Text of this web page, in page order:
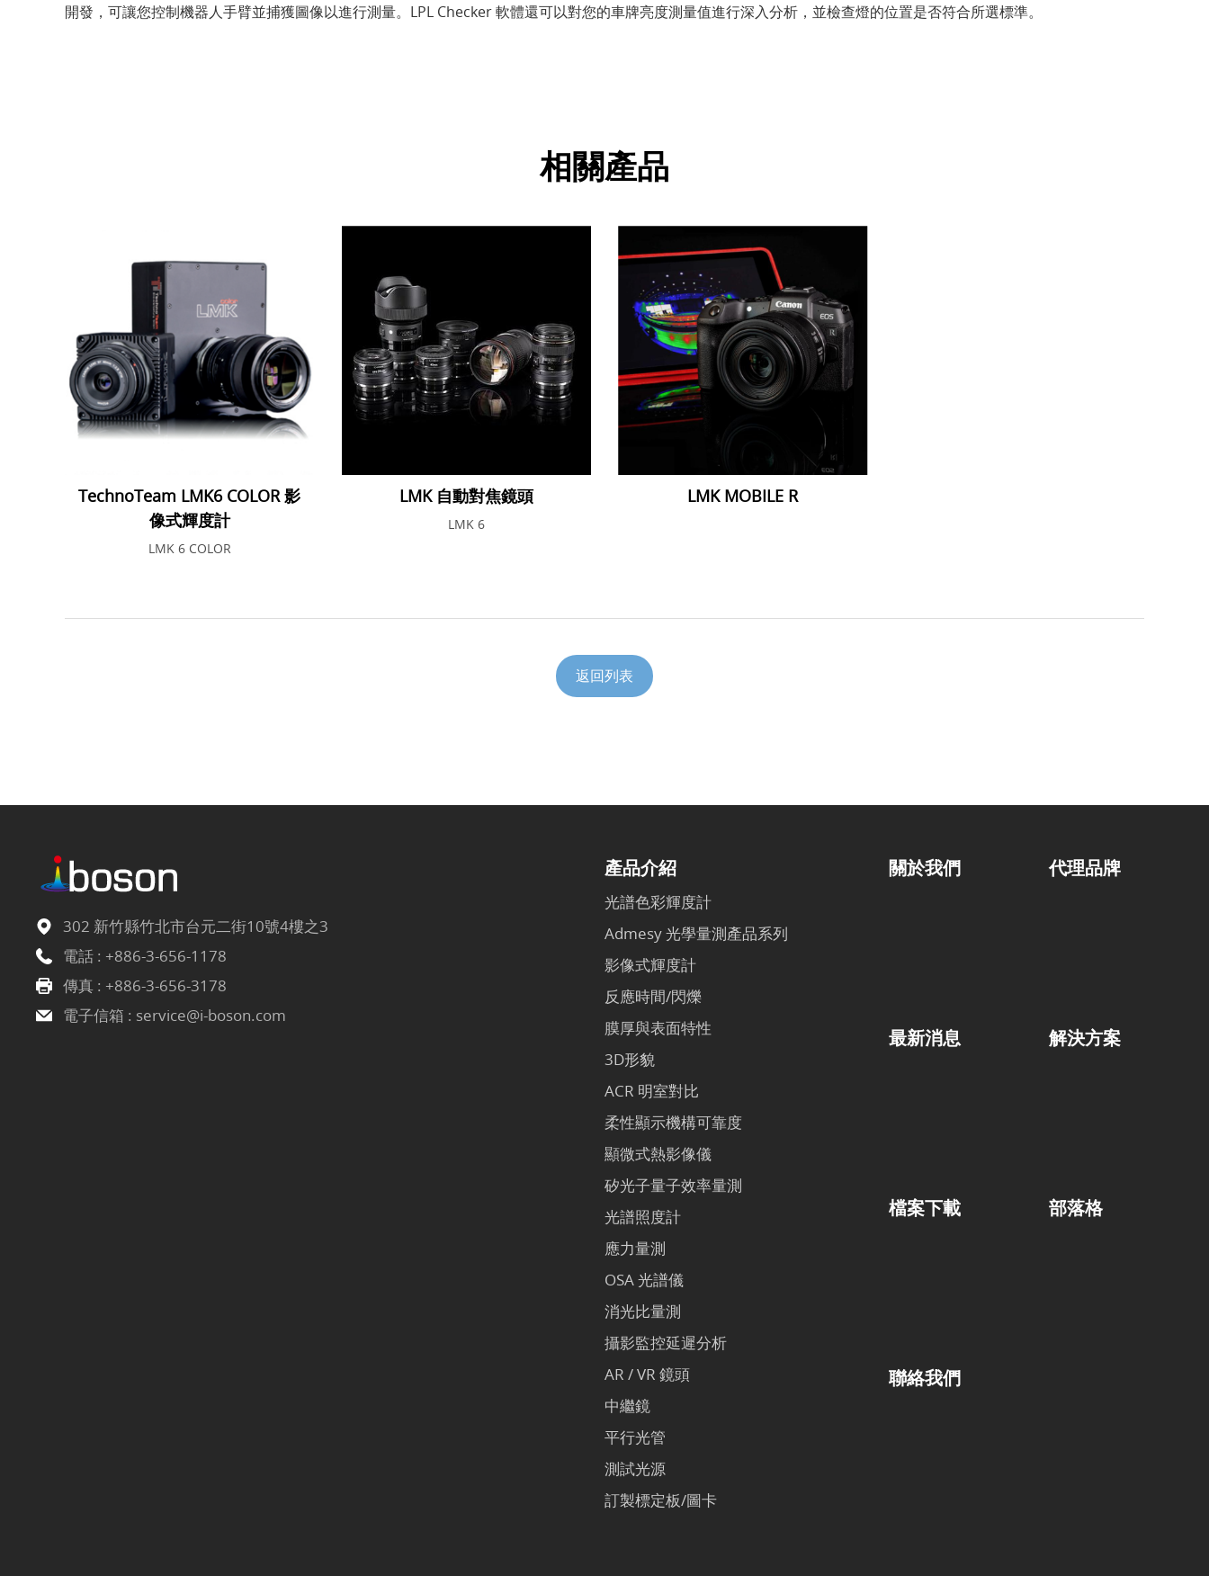
開發，可讓您控制機器人手臂並捕獲圖像以進行測量。LPL Checker 軟體還可以對您的車牌亮度測量值進行深入分析，並檢查燈的位置是否符合所選標準。
相關產品
TechnoTeam LMK6 COLOR 影
像式輝度計
LMK 6 COLOR
LMK 自動對焦鏡頭
LMK 6
LMK MOBILE R
返回列表
產品介紹
光譜色彩輝度計
Admesy 光學量測產品系列
影像式輝度計
反應時間/閃爍
膜厚與表面特性
3D形貌
ACR 明室對比
柔性顯示機構可靠度
顯微式熱影像儀
矽光子量子效率量測
光譜照度計
應力量測
OSA 光譜儀
消光比量測
攝影監控延遲分析
AR / VR 鏡頭
中繼鏡
平行光管
測試光源
訂製標定板/圖卡
關於我們 代理品牌
最新消息 解決方案
檔案下載 部落格
聯絡我們
302 新竹縣竹北市台元二街10號4樓之3
電話 : +886-3-656-1178
傳真 : +886-3-656-3178
電子信箱 : service@i-boson.com